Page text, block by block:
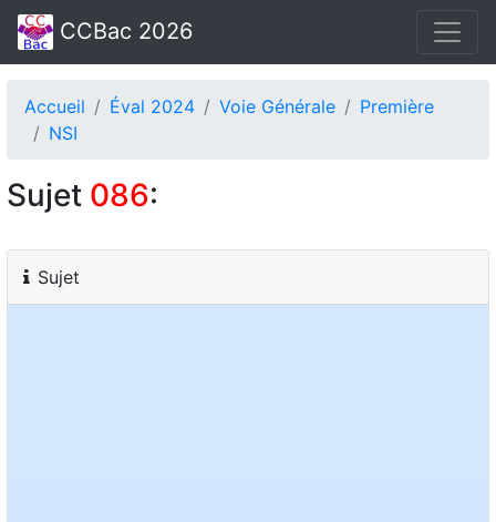
CCBac 2026
Accueil Éval 2024 Voie Générale
Première
NSI
Sujet 086:
Sujet